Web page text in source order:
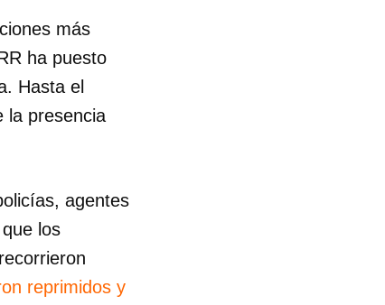
más
ha puesto
Hasta el
la presencia
agentes
los
reprimidos y